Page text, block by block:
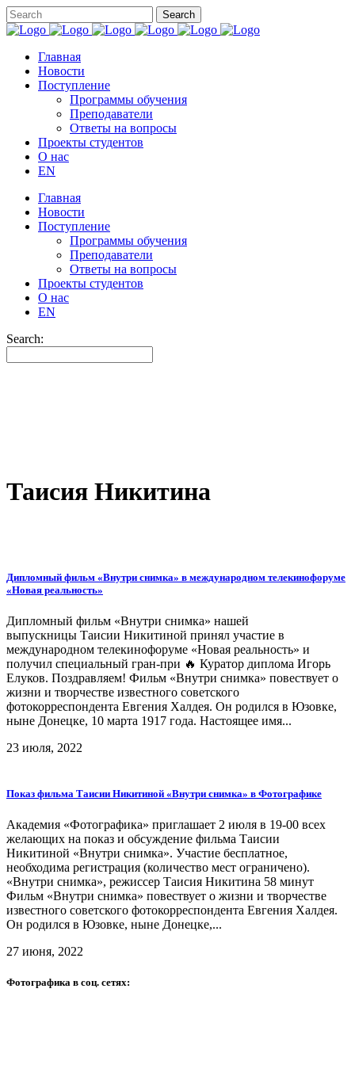
Главная
Новости
Поступление
Программы обучения
Преподаватели
Ответы на вопросы
Проекты студентов
О нас
EN
Главная
Новости
Поступление
Программы обучения
Преподаватели
Ответы на вопросы
Проекты студентов
О нас
EN
Search:
Таисия Никитина
Дипломный фильм «Внутри снимка» в международном телекинофоруме
«Новая реальность»
Дипломный фильм «Внутри снимка» нашей
выпускницы Таисии Никитиной принял участие в
международном телекинофоруме «Новая реальность» и
получил специальный гран-при 🔥 Куратор диплома Игорь
Елуков. Поздравляем! Фильм «Внутри снимка» повествует о
жизни и творчестве известного советского
фотокорреспондента Евгения Халдея. Он родился в Юзовке,
ныне Донецке, 10 марта 1917 года. Настоящее имя...
23 июля, 2022
Показ фильма Таисии Никитиной «Внутри снимка» в Фотографике
Академия «Фотографика» приглашает 2 июля в 19-00 всех
желающих на показ и обсуждение фильма Таисии
Никитиной «Внутри снимка». Участие бесплатное,
необходима регистрация (количество мест ограничено).
«Внутри снимка», режиссер Таисия Никитина 58 минут
Фильм «Внутри снимка» повествует о жизни и творчестве
известного советского фотокорреспондента Евгения Халдея.
Он родился в Юзовке, ныне Донецке,...
27 июня, 2022
Фотографика в соц. сетях: